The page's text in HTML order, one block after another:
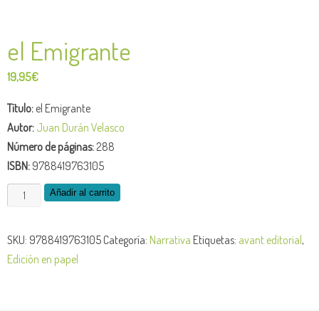
el Emigrante
19,95€
Título:el Emigrante
Autor:Juan Durán Velasco
Número de páginas:288
ISBN:9788419763105
Emigrante
Añadir al carrito
SKU: 9788419763105Categoría: Narrativa Etiquetas: avant editorial,
Edición en papel